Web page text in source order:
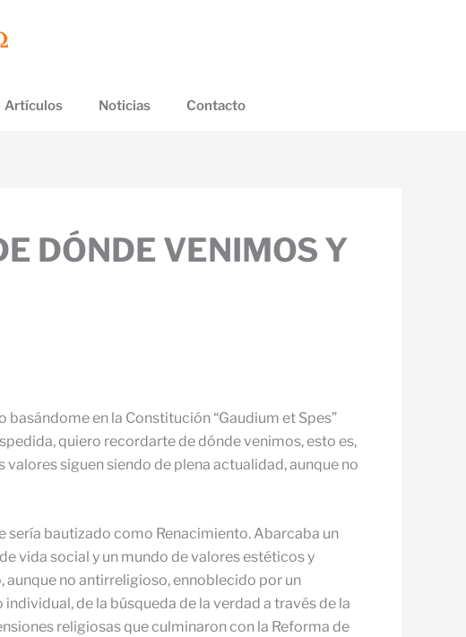
Artículos Noticias Contacto
DÓNDE VENIMOS Y
en la Constitución “Gaudium et Spes”
quiero recordarte de dónde venimos, esto es,
siguen siendo de plena actualidad, aunque no
sería bautizado como Renacimiento. Abarcaba un
vida social y un mundo de valores estéticos y
no antirreligioso, ennoblecido por un
de la búsqueda de la verdad a través de la
religiosas que culminaron con la Reforma de